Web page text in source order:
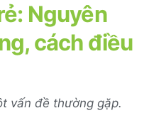
Nguyên
cách điều
vấn đề thường gặp.